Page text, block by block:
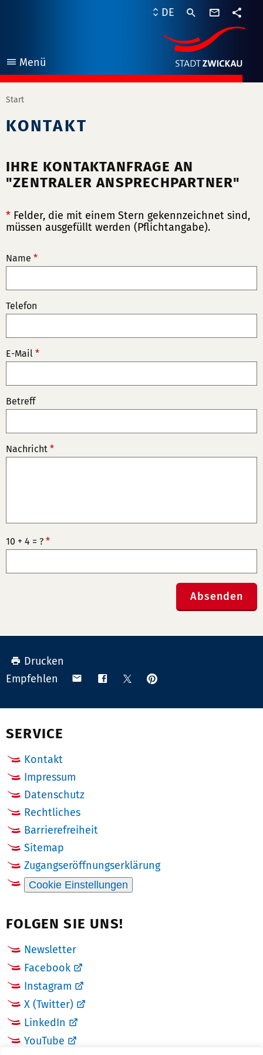
Menü
öffnen
DE
Start
KONTAKT
IHRE KONTAKTANFRAGE AN
"ZENTRALER ANSPRECHPARTNER"
* Felder, die mit einem Stern gekennzeichnet sind,
müssen ausgefüllt werden (Pflichtangabe).
Name *
Telefon
E-Mail *
Betreff
Nachricht *
10 + 4 = ? *
Absenden
Drucken
Empfehlen
Teilen Teilen TeilenAnpinnen
SERVICE
Kontakt
Impressum
Datenschutz
Rechtliches
Barrierefreiheit
Sitemap
Zugangseröffnungserklärung
Cookie Einstellungen
FOLGEN SIE UNS!
Newsletter
Facebook
Instagram
X (Twitter)
LinkedIn
YouTube